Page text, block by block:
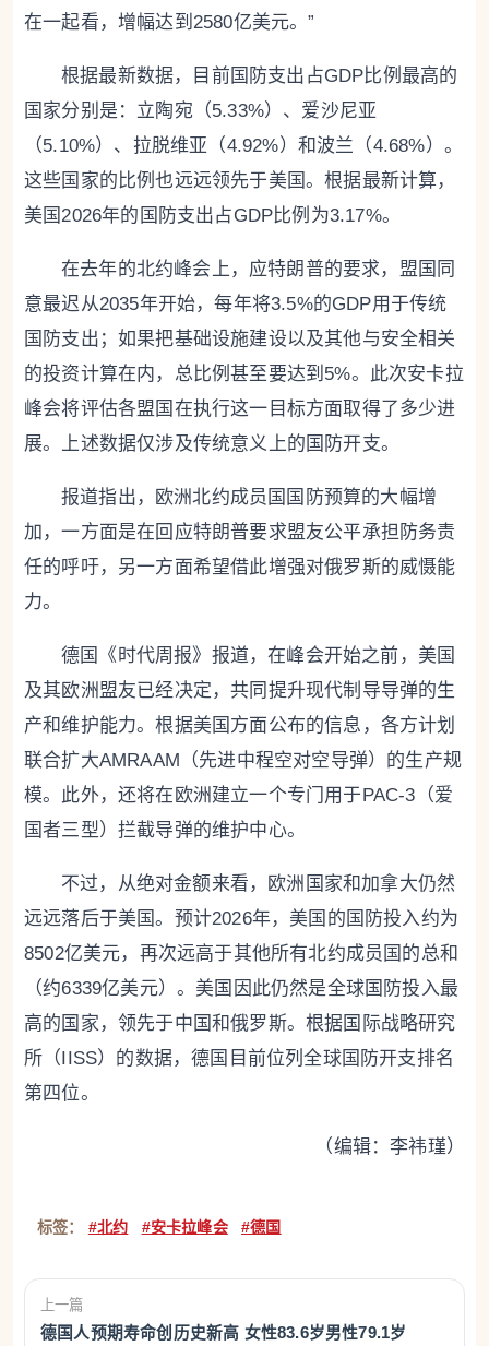
在一起看，增幅达到2580亿美元。”
根据最新数据，目前国防支出占GDP比例最高的
国家分别是：立陶宛（5.33%）、爱沙尼亚
（5.10%）、拉脱维亚（4.92%）和波兰（4.68%）。
这些国家的比例也远远领先于美国。根据最新计算，
美国2026年的国防支出占GDP比例为3.17%。
在去年的北约峰会上，应特朗普的要求，盟国同
意最迟从2035年开始，每年将3.5%的GDP用于传统
国防支出；如果把基础设施建设以及其他与安全相关
的投资计算在内，总比例甚至要达到5%。此次安卡拉
峰会将评估各盟国在执行这一目标方面取得了多少进
展。上述数据仅涉及传统意义上的国防开支。
报道指出，欧洲北约成员国国防预算的大幅增
加，一方面是在回应特朗普要求盟友公平承担防务责
任的呼吁，另一方面希望借此增强对俄罗斯的威慑能
力。
德国《时代周报》报道，在峰会开始之前，美国
及其欧洲盟友已经决定，共同提升现代制导导弹的生
产和维护能力。根据美国方面公布的信息，各方计划
联合扩大AMRAAM（先进中程空对空导弹）的生产规
模。此外，还将在欧洲建立一个专门用于PAC-3（爱
国者三型）拦截导弹的维护中心。
不过，从绝对金额来看，欧洲国家和加拿大仍然
远远落后于美国。预计2026年，美国的国防投入约为
8502亿美元，再次远高于其他所有北约成员国的总和
（约6339亿美元）。美国因此仍然是全球国防投入最
高的国家，领先于中国和俄罗斯。根据国际战略研究
所（IISS）的数据，德国目前位列全球国防开支排名
第四位。
（编辑：李祎瑾）
标签： #北约 #安卡拉峰会 #德国
上一篇
德国人预期寿命创历史新高 女性83.6岁男性79.1岁